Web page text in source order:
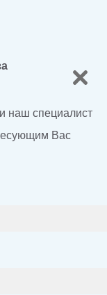
наш специалист
Вас